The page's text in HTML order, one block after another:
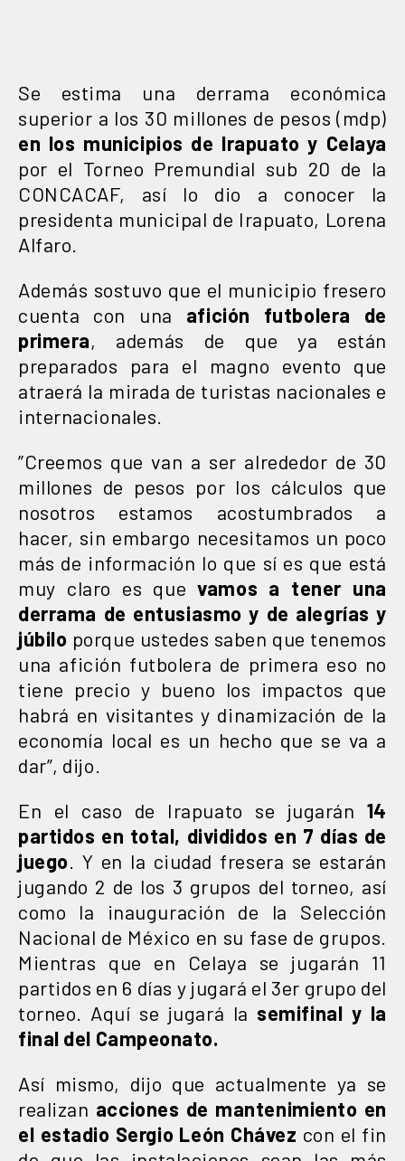
Se estima una derrama económica
superior a los 30 millones de pesos (mdp)
en los municipios de Irapuato y Celaya
por el Torneo Premundial sub 20 de la
CONCACAF, así lo dio a conocer la
presidenta municipal de Irapuato, Lorena
Alfaro.
Además sostuvo que el municipio fresero
cuenta con una afición futbolera de
primera, además de que ya están
preparados para el magno evento que
atraerá la mirada de turistas nacionales e
internacionales.
”Creemos que van a ser alrededor de 30
millones de pesos por los cálculos que
nosotros estamos acostumbrados a
hacer, sin embargo necesitamos un poco
más de información lo que sí es que está
muy claro es quevamos a tener una
derrama de entusiasmo y de alegrías y
júbilo porque ustedes saben que tenemos
una afición futbolera de primera eso no
tiene precio y bueno los impactos que
habrá en visitantes y dinamización de la
economía local es un hecho que se va a
dar”, dijo.
En el caso de Irapuato se jugarán 14
partidos en total, divididos en 7 días de
juego . Y en la ciudad fresera se estarán
jugando 2 de los 3 grupos del torneo, así
como la inauguración de la Selección
Nacional de México en su fase de grupos.
Mientras que en Celaya se jugarán 11
partidos en 6 días y jugará el 3er grupo del
torneo. Aquí se jugará la semifinal y la
final del Campeonato.
Así mismo, dijo que actualmente ya se
realizan acciones de mantenimiento en
el estadio Sergio León Chávez con el fin